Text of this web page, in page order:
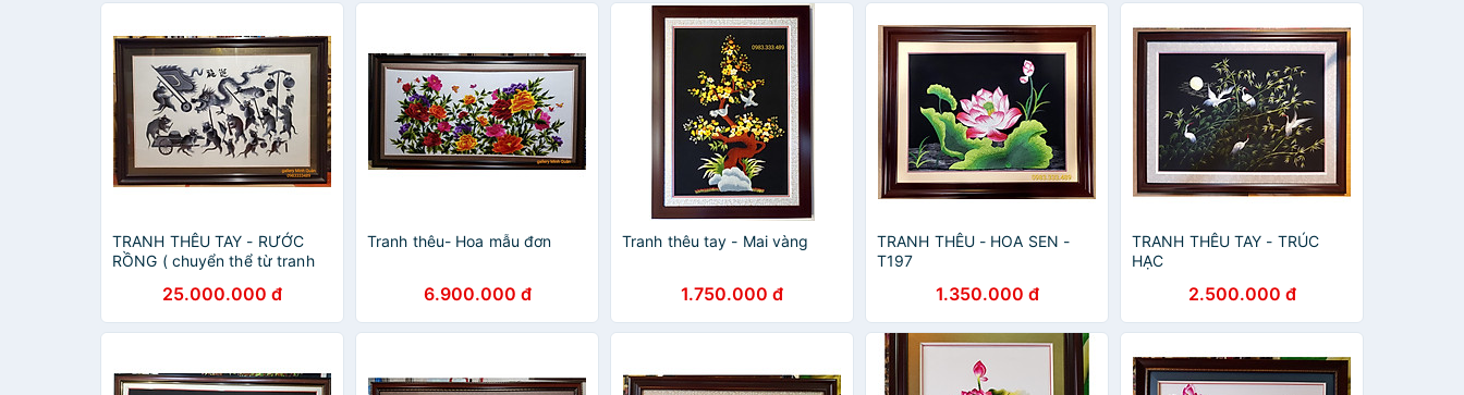
TRANH THÊU TAY - RƯỚC
RỒNG ( chuyển thể từ tranh
25.000.000 đ
Tranh thêu- Hoa mẫu đơn
6.900.000 đ
Tranh thêu tay - Mai vàng
1.750.000 đ
TRANH THÊU - HOA SEN -
T197
1.350.000 đ
TRANH THÊU TAY - TRÚC
HẠC
2.500.000 đ